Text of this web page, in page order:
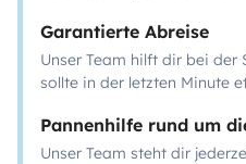
Garantierte Abreise
Unser Team hilft dir bei der
sollte in der letzten Minute
Pannenhilfe rund um
Unser Team steht dir